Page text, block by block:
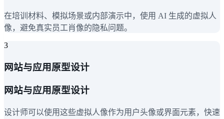
在培训材料、模拟场景或内部演示中，使用 AI 生成的虚拟人
像，避免真实员工肖像的隐私问题。
3
网站与应用原型设计
网站与应用原型设计
设计师可以使用这些虚拟人像作为用户头像或界面元素，快速